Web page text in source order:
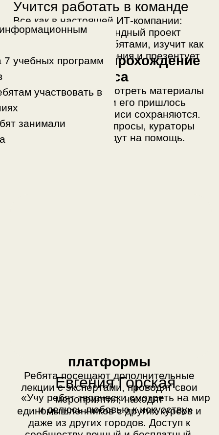
курса, даже если его пришлось
пропустить: все записи сохраняются.
Если возникнут вопросы, кураторы
GeekSchool придут на помощь.
занимали
Фигма,